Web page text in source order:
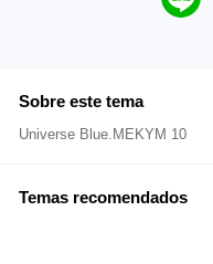
Sobre este tema
Universe Blue.MEKYM 10
Temas recomendados